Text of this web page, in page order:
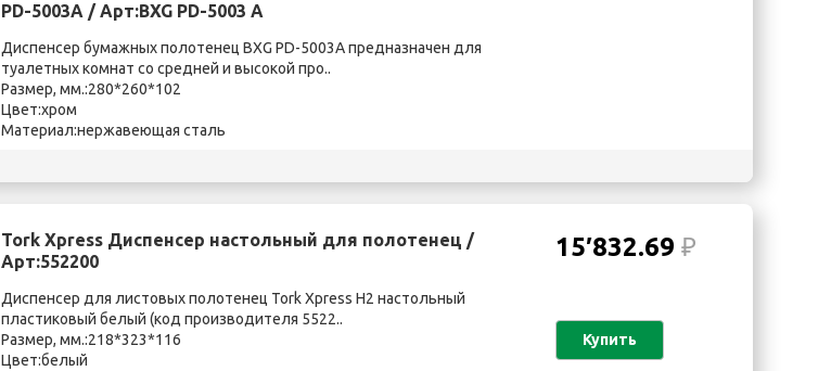
PD-5003А / Арт:BXG PD-5003 А
Диспенсер бумажных полотенец BXG PD-5003A предназначен для
туалетных комнат со средней и высокой про..
Размер, мм.:280*260*102
Цвет:хром
Материал:нержавеющая сталь
Tork Xpress Диспенсер настольный для полотенец /
Арт:552200
Диспенсер для листовых полотенец Tork Xpress H2 настольный
пластиковый белый (код производителя 5522..
Размер, мм.:218*323*116
Цвет:белый
15′832.69 ₽
Купить